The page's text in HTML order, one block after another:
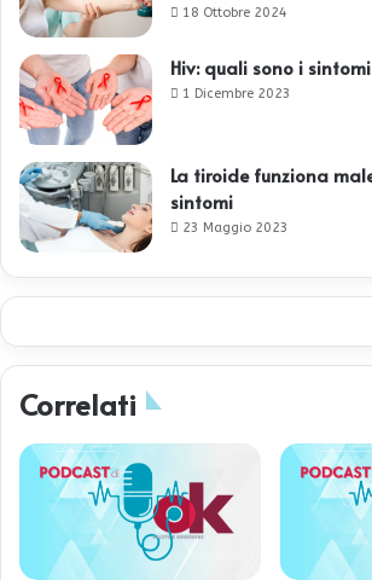
18 Ottobre 2024
Hiv: quali sono i
1 Dicembre 2023
La tiroide funziona
sintomi
23 Maggio 2023
Correlati